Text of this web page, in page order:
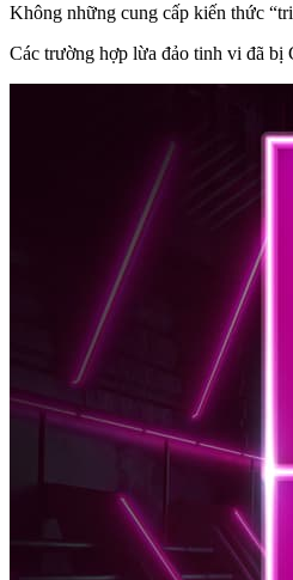
Không những cung cấp kiến thức
Các trường hợp lừa đảo tinh vi đã bị